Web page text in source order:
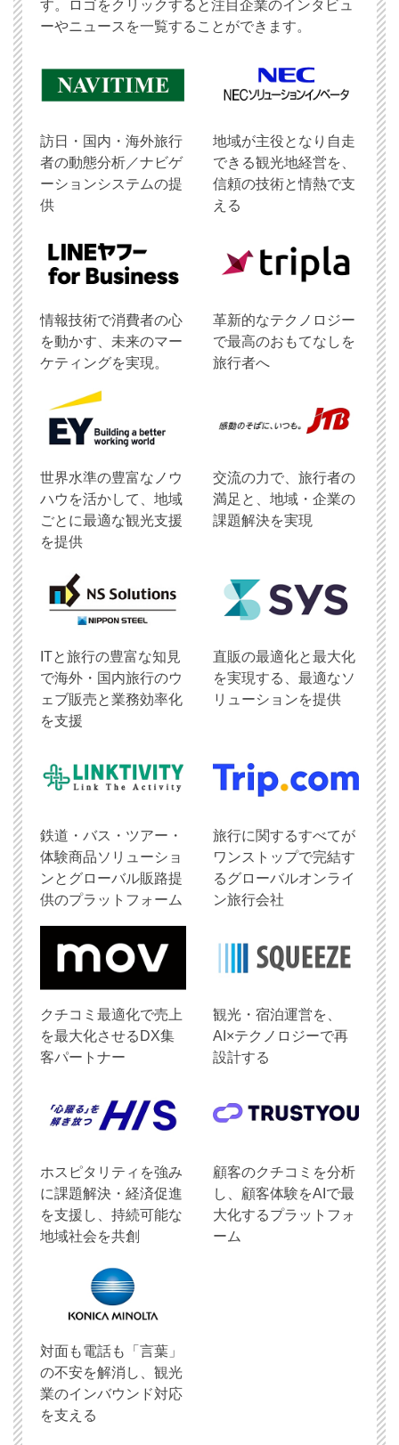
す。ロゴをクリックすると注目企業のインタビュ
ーやニュースを一覧することができます。
訪日・国内・海外旅行
者の動態分析／ナビゲ
ーションシステムの提
供
地域が主役となり自走
できる観光地経営を、
信頼の技術と情熱で支
える
情報技術で消費者の心
を動かす、未来のマー
ケティングを実現。
革新的なテクノロジー
で最高のおもてなしを
旅行者へ
世界水準の豊富なノウ
ハウを活かして、地域
ごとに最適な観光支援
を提供
交流の力で、旅行者の
満足と、地域・企業の
課題解決を実現
ITと旅行の豊富な知見
で海外・国内旅行のウ
ェブ販売と業務効率化
を支援
直販の最適化と最大化
を実現する、最適なソ
リューションを提供
鉄道・バス・ツアー・
体験商品ソリューショ
ンとグローバル販路提
供のプラットフォーム
旅行に関するすべてが
ワンストップで完結す
るグローバルオンライ
ン旅行会社
クチコミ最適化で売上
を最大化させるDX集
客パートナー
観光・宿泊運営を、
AI×テクノロジーで再
設計する
ホスピタリティを強み
に課題解決・経済促進
を支援し、持続可能な
地域社会を共創
顧客のクチコミを分析
し、顧客体験をAIで最
大化するプラットフォ
ーム
対面も電話も「言葉」
の不安を解消し、観光
業のインバウンド対応
を支える